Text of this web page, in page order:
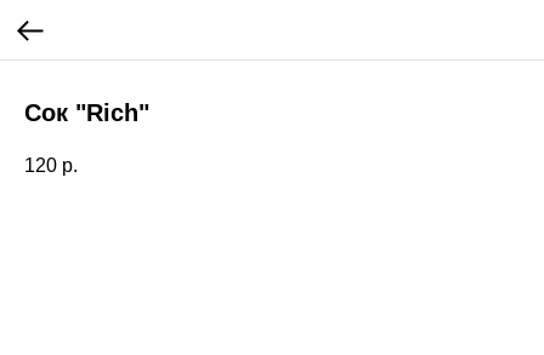
Сок "Rich"
120 р.